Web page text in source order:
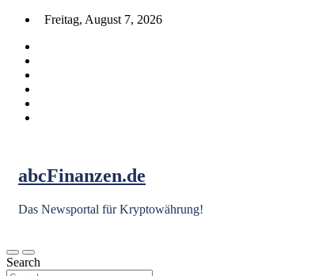
Skip
content
Freitag, August 7, 2026
abcFinanzen.de
Das Newsportal für Kryptowährung!
Search